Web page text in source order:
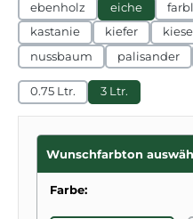
ebenholz eiche
kastanie
kiefer
nussbaum
palisander
0.75 Ltr. 3 Ltr.
Wunschfarbton
Farbe: